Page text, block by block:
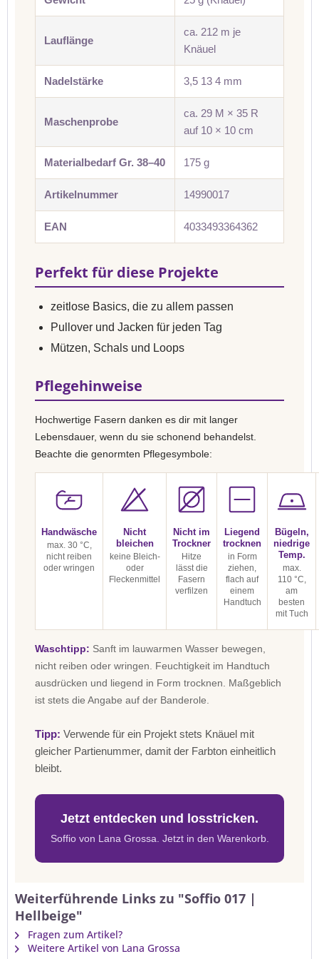
Lauflänge
ca. 212 m je
Knäuel
Nadelstärke 3,5 13 4 mm
Maschenprobe
ca. 29 M × 35 R
auf 10 × 10 cm
Materialbedarf Gr. 38–40 175 g
Artikelnummer 14990017
EAN 4033493364362
Perfekt für diese Projekte
zeitlose Basics, die zu allem passen
Pullover und Jacken für jeden Tag
Mützen, Schals und Loops
Pflegehinweise
Hochwertige Fasern danken es dir mit langer
Lebensdauer, wenn du sie schonend behandelst.
Beachte die genormten Pflegesymbole:
Handwäsche
max. 30 °C,
nicht reiben
oder wringen
Nicht
bleichen
keine Bleich-
oder
Fleckenmittel
Nicht im
Trockner
Hitze
lässt die
Fasern
verfilzen
Liegend
trocknen
in Form
ziehen,
flach auf
einem
Handtuch
Bügeln,
niedrige
Temp.
max.
110 °C,
am
besten
mit Tuch
Waschtipp: Sanft im lauwarmen Wasser bewegen,
nicht reiben oder wringen. Feuchtigkeit im Handtuch
ausdrücken und liegend in Form trocknen. Maßgeblich
ist stets die Angabe auf der Banderole.
Tipp: Verwende für ein Projekt stets Knäuel mit
gleicher Partienummer, damit der Farbton einheitlich
bleibt.
Jetzt entdecken und losstricken.
Soffio von Lana Grossa. Jetzt in den Warenkorb.
Weiterführende Links zu "Soffio 017 |
Hellbeige"
Fragen zum Artikel?
Weitere Artikel von Lana Grossa